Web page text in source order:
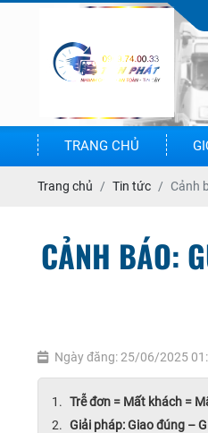
TRANG CHỦ
Trang chủ Tin tức Cảnh
CẢNH BÁO:
Ngày đăng: 25/06/2025
Trễ đơn = Mất khách =
Giải pháp: Giao đúng –